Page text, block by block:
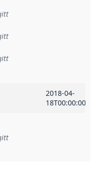
2018-04-
18T00:00:00Z
implementasjonsregel